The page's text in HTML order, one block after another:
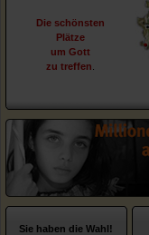
Die schönsten
Plätze
um Gott
zu treffen
Sie haben die Wahl!